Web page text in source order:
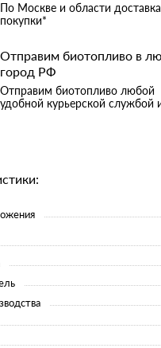
По Москве и области
покупки*
Отправим биотопливо в
город РФ
Отправим биотопливо любой
удобной курьерской службой